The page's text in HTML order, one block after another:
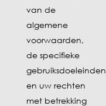
van de
algemene
voorwaarden,
de specifieke
gebruiksdoeleinden
en uw rechten
met betrekking